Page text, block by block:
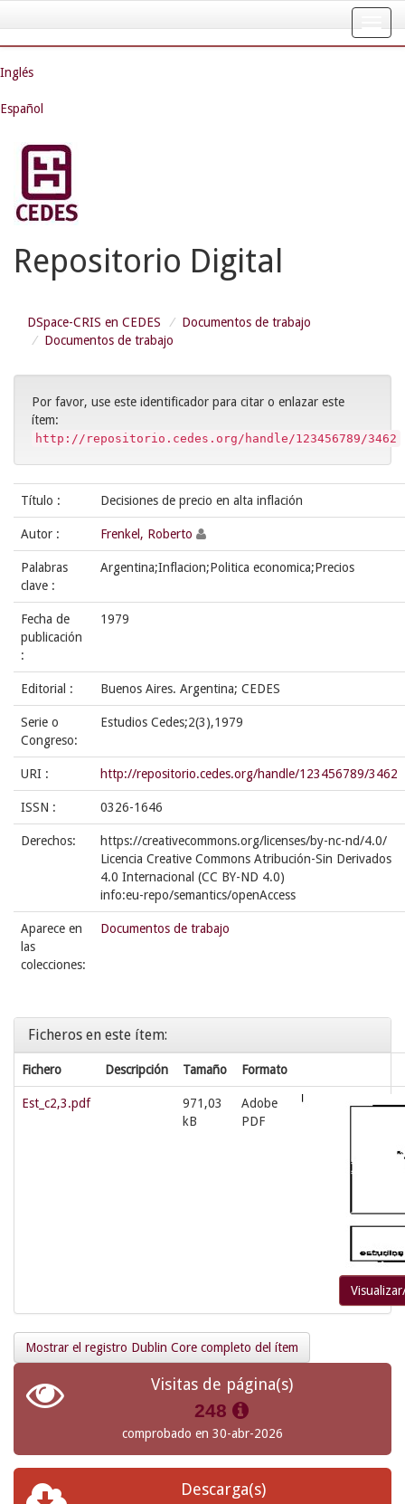
navigation
Inglés
Español
Repositorio Digital
DSpace-CRIS en CEDES
Documentos de trabajo
Documentos de trabajo
Por favor, use este identificador para citar o enlazar este
ítem:
http://repositorio.cedes.org/handle/123456789/3462
Título : Decisiones de precio en alta inflación
Autor : Frenkel, Roberto
Palabras
clave :
Argentina;Inflacion;Politica economica;Precios
Fecha de
publicación
:
1979
Editorial : Buenos Aires. Argentina; CEDES
Serie o
Congreso:
Estudios Cedes;2(3),1979
URI : http://repositorio.cedes.org/handle/123456789/3462
ISSN : 0326-1646
Derechos:
https://creativecommons.org/licenses/by-nc-nd/4.0/
Licencia Creative Commons Atribución-Sin Derivados
4.0 Internacional (CC BY-ND 4.0)
info:eu-repo/semantics/openAccess
Aparece en
las
colecciones:
Documentos de trabajo
Ficheros en este ítem:
Fichero Descripción Tamaño Formato
Est_c2,3.pdf
971,03
kB
Adobe
PDF
Mostrar el registro Dublin Core completo del ítem
Visitas de página(s)
248
comprobado en 30-abr-2026
Descarga(s)